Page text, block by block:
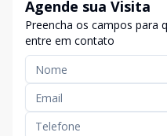
Agende sua Visita
Preencha os campos para
entre em contato